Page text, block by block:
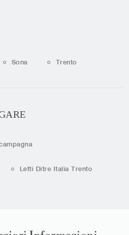
Sona Trento
Letti Ditre Italia Trento